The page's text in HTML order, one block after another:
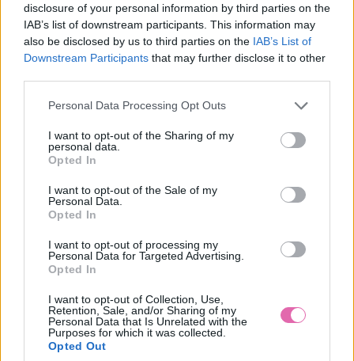
disclosure of your personal information by third parties on the
IAB’s list of downstream participants. This information may
also be disclosed by us to third parties on the IAB’s List of
Downstream Participants that may further disclose it to other
Personal Data Processing Opt Outs
I want to opt-out of the Sharing of my
personal data.
Opted In
I want to opt-out of the Sale of my
Personal Data.
Opted In
I want to opt-out of processing my
Personal Data for Targeted Advertising.
Opted In
I want to opt-out of Collection, Use,
Retention, Sale, and/or Sharing of my
Personal Data that Is Unrelated with the
Purposes for which it was collected.
Opted Out
KRÁTKY SVETLOMODRÝ SVETER NA VIAZANIE V PÁSE
39,90 €